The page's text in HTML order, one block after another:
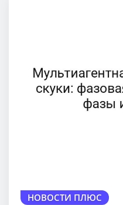
НОВОСТИ ПЛЮС